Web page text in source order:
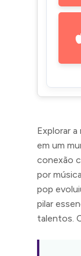
Explorar
em um
conexão
por
pop
pilar
talentos.